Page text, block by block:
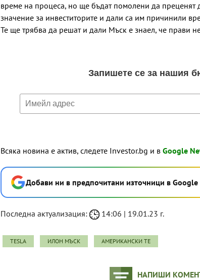
време на процеса, но ще бъдат помолени да преценят
значение за инвеститорите и дали са им причинили
Те ще трябва да решат и дали Мъск е знаел, че прави
Всяка новина е актив, следете Investor.bg и в Google
Добави ни в предпочитани източници в Google
Последна актуализация: 14:06 | 19.01.23 г.
TESLA ИЛОН МЪСК АМЕРИКАНСКИ ТЕ
НАПИШИ